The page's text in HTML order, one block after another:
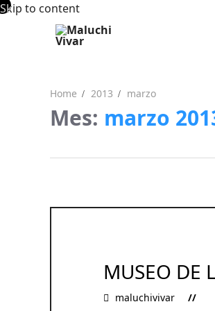
Skip to content
Home 2013 marzo
Mes: marzo
MUSEO DE
maluchivivar